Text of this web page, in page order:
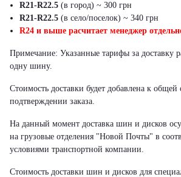
R21-R22.5 (в город) ~ 300 грн
R21-R22.5 (в село/поселок) ~ 340 грн
R24 и выше расчитает менеджер
Примечание: Указанные тарифы за доставку
одну шину.
Стоимость доставки будет добавлена к общей
подтверждении заказа.
На данный момент доставка шин и дисков
на грузовые отделения "Новой Почты" в
условиями транспортной компании.
Стоимость доставки шин и дисков для